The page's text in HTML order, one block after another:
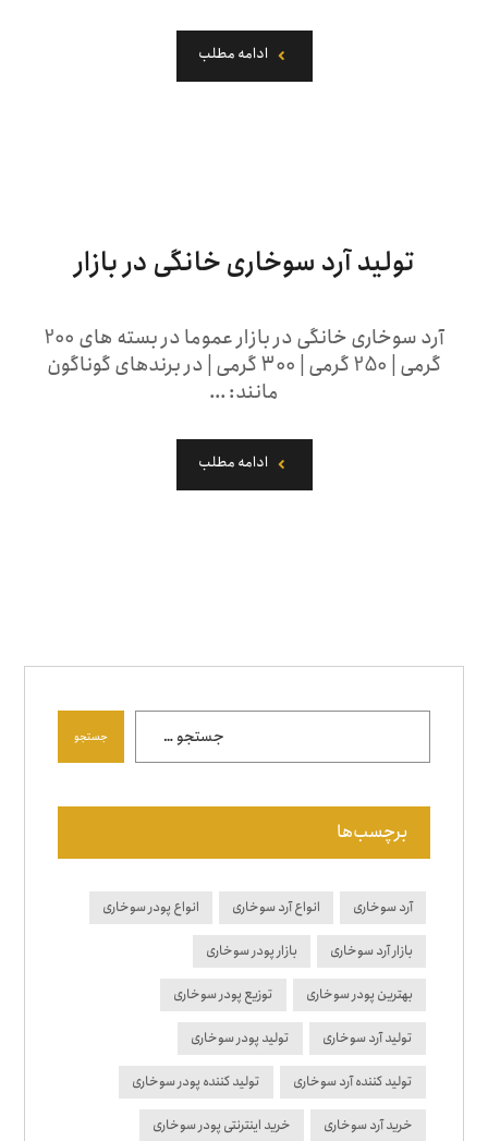
ادامه مطلب
تولید آرد سوخاری خانگی در بازار
آرد سوخاری خانگی در بازار عموما در بسته های 200
گرمی | 250 گرمی | 300 گرمی | در برندهای گوناگون
مانند: ...
ادامه مطلب
جستجو
برچسب‌ها
آرد سوخاری انواع آرد سوخاری انواع پودر سوخاری
بازار آرد سوخاری بازار پودر سوخاری
بهترین پودر سوخاری توزیع پودر سوخاری
تولید آرد سوخاری تولید پودر سوخاری
تولید کننده آرد سوخاری تولید کننده پودر سوخاری
خرید آرد سوخاری خرید اینترنتی پودر سوخاری